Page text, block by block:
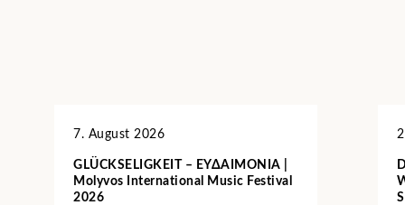
7. August 2026
GLÜCKSELIGKEIT – ΕΥΔΑΙΜΟΝΙΑ |
Molyvos International Music Festival
2026